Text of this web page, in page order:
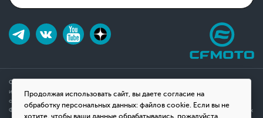
Продолжая использовать сайт, вы даете согласие на
обработку персональных данных: файлов cookie. Если вы не
хотите, чтобы ваши данные обрабатывались, пожалуйста,
Обращаем ваше внимание на то, что данный интернет-сайт носит исключительно
информационный характер и ни при каких условиях не является публичной офертой,
определяемой положениями Статьи 437(2) Гражданского кодекса Российской
Федерации. Для получения подробной информации о наличии и стоимости указанных